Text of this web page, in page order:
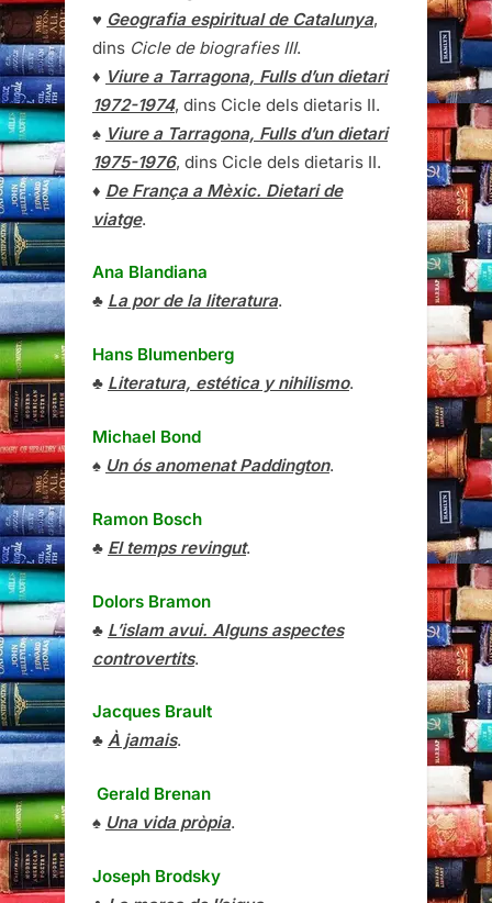
♥ Geografia espiritual de Catalunya,
dins Cicle de biografies III.
♦ Viure a Tarragona, Fulls d’un dietari
1972-1974, dins Cicle dels dietaris II.
♠ Viure a Tarragona, Fulls d’un dietari
1975-1976, dins Cicle dels dietaris II.
♦ De França a Mèxic. Dietari de
viatge.
Ana Blandiana
♣ La por de la literatura.
Hans Blumenberg
♣ Literatura, estética y nihilismo.
Michael Bond
♠ Un ós anomenat Paddington.
Ramon Bosch
♣ El temps revingut.
Dolors Bramon
♣ L’islam avui. Alguns aspectes
controvertits.
Jacques Brault
♣ À jamais.
Gerald Brenan
♠ Una vida pròpia.
Joseph Brodsky